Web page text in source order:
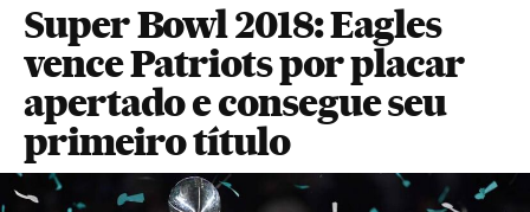
Super Bowl 2018: Eagles
vence Patriots por placar
apertado e consegue seu
primeiro título